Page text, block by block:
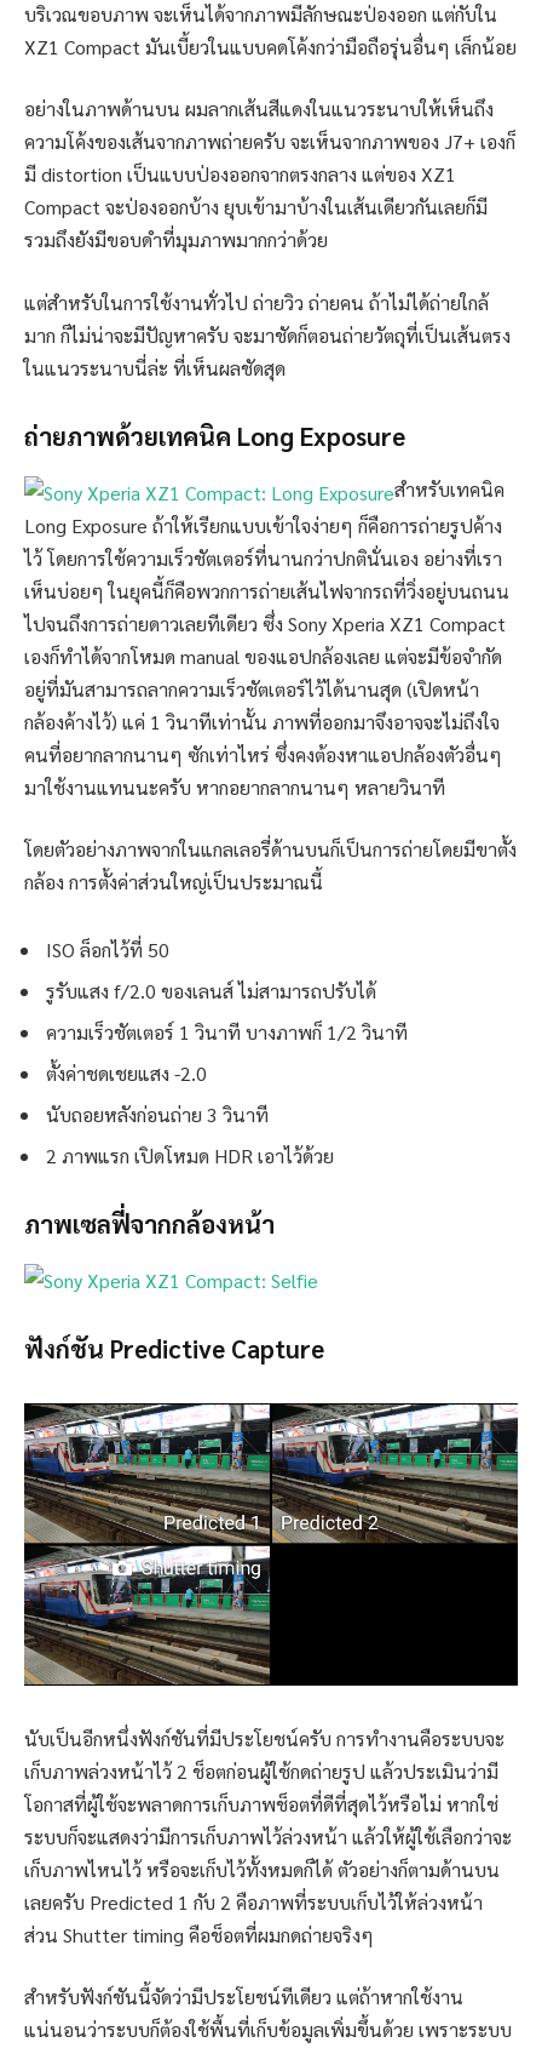
บริเวณขอบภาพ จะเห็นได้จากภาพมีลักษณะป่องออก แต่กับใน
XZ1 Compact มันเบี้ยวในแบบคดโค้งกว่ามือถือรุ่นอื่นๆ เล็กน้อย
อย่างในภาพด้านบน ผมลากเส้นสีแดงในแนวระนาบให้เห็นถึง
ความโค้งของเส้นจากภาพถ่ายครับ จะเห็นจากภาพของ J7+ เองก็
มี distortion เป็นแบบป่องออกจากตรงกลาง แต่ของ XZ1
Compact จะป่องออกบ้าง ยุบเข้ามาบ้างในเส้นเดียวกันเลยก็มี
รวมถึงยังมีขอบดำที่มุมภาพมากกว่าด้วย
แต่สำหรับในการใช้งานทั่วไป ถ่ายวิว ถ่ายคน ถ้าไม่ได้ถ่ายใกล้
มาก ก็ไม่น่าจะมีปัญหาครับ จะมาชัดก็ตอนถ่ายวัตถุที่เป็นเส้นตรง
ในแนวระนาบนี่ล่ะ ที่เห็นผลชัดสุด
ถ่ายภาพด้วยเทคนิค Long Exposure
สำหรับเทคนิค
Long Exposure ถ้าให้เรียกแบบเข้าใจง่ายๆ ก็คือการถ่ายรูปค้าง
ไว้ โดยการใช้ความเร็วชัตเตอร์ที่นานกว่าปกตินั่นเอง อย่างที่เรา
เห็นบ่อยๆ ในยุคนี้ก็คือพวกการถ่ายเส้นไฟจากรถที่วิ่งอยู่บนถนน
ไปจนถึงการถ่ายดาวเลยทีเดียว ซึ่ง Sony Xperia XZ1 Compact
เองก็ทำได้จากโหมด manual ของแอปกล้องเลย แต่จะมีข้อจำกัด
อยู่ที่มันสามารถลากความเร็วชัตเตอร์ไว้ได้นานสุด (เปิดหน้า
กล้องค้างไว้) แค่ 1 วินาทีเท่านั้น ภาพที่ออกมาจึงอาจจะไม่ถึงใจ
คนที่อยากลากนานๆ ซักเท่าไหร่ ซึ่งคงต้องหาแอปกล้องตัวอื่นๆ
มาใช้งานแทนนะครับ หากอยากลากนานๆ หลายวินาที
โดยตัวอย่างภาพจากในแกลเลอรี่ด้านบนก็เป็นการถ่ายโดยมีขาตั้ง
กล้อง การตั้งค่าส่วนใหญ่เป็นประมาณนี้
ISO ล็อกไว้ที่ 50
รูรับแสง f/2.0 ของเลนส์ ไม่สามารถปรับได้
ความเร็วชัตเตอร์ 1 วินาที บางภาพก็ 1/2 วินาที
ตั้งค่าชดเชยแสง -2.0
นับถอยหลังก่อนถ่าย 3 วินาที
2 ภาพแรก เปิดโหมด HDR เอาไว้ด้วย
ภาพเซลฟี่จากกล้องหน้า
ฟังก์ชัน Predictive Capture
นับเป็นอีกหนึ่งฟังก์ชันที่มีประโยชน์ครับ การทำงานคือระบบจะ
เก็บภาพล่วงหน้าไว้ 2 ช็อตก่อนผู้ใช้กดถ่ายรูป แล้วประเมินว่ามี
โอกาสที่ผู้ใช้จะพลาดการเก็บภาพช็อตที่ดีที่สุดไว้หรือไม่ หากใช่
ระบบก็จะแสดงว่ามีการเก็บภาพไว้ล่วงหน้า แล้วให้ผู้ใช้เลือกว่าจะ
เก็บภาพไหนไว้ หรือจะเก็บไว้ทั้งหมดก็ได้ ตัวอย่างก็ตามด้านบน
เลยครับ Predicted 1 กับ 2 คือภาพที่ระบบเก็บไว้ให้ล่วงหน้า
ส่วน Shutter timing คือช็อตที่ผมกดถ่ายจริงๆ
สำหรับฟังก์ชันนี้จัดว่ามีประโยชน์ทีเดียว แต่ถ้าหากใช้งาน
แน่นอนว่าระบบก็ต้องใช้พื้นที่เก็บข้อมูลเพิ่มขึ้นด้วย เพราะระบบ